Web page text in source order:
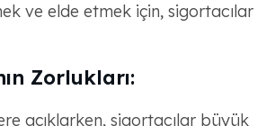
ve elde etmek için, sigortacılar
Zorlukları:
açıklarken, sigortacılar büyük